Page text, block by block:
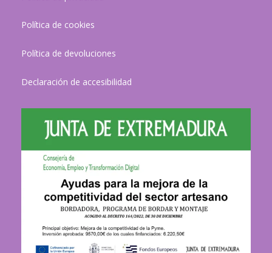
Política de cookies
Política de devoluciones
Declaración de accesibilidad